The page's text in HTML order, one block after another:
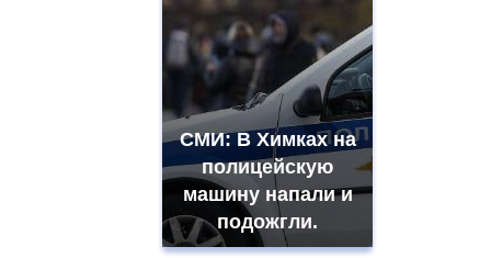
СМИ: В Химках на
полицейскую
машину напали и
подожгли.